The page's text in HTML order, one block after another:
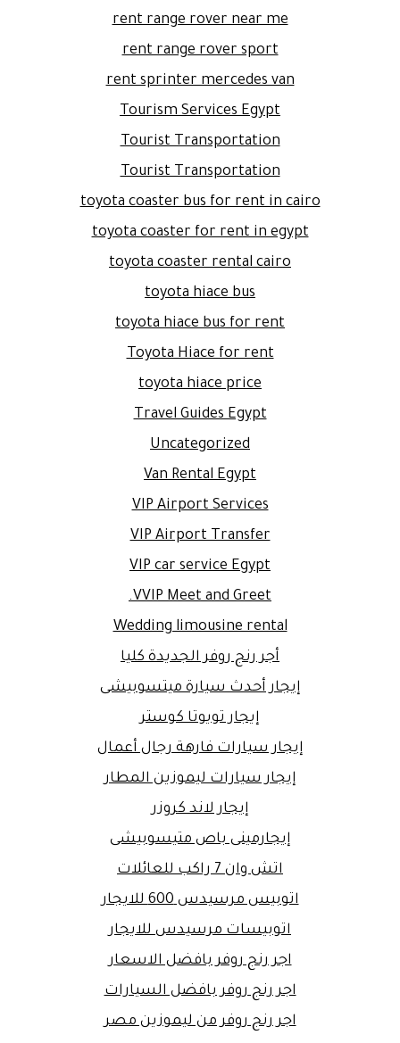
rent range rover near me
rent range rover sport
rent sprinter mercedes van
Tourism Services Egypt
Tourist Transportation
Tourist Transportation
toyota coaster bus for rent in cairo
toyota coaster for rent in egypt
toyota coaster rental cairo
toyota hiace bus
toyota hiace bus for rent
Toyota Hiace for rent
toyota hiace price
Travel Guides Egypt
Uncategorized
Van Rental Egypt
VIP Airport Services
VIP Airport Transfer
VIP car service Egypt
VVIP Meet and Greet.
Wedding limousine rental
أجر رنج روفر الجديدة كليا
إيجار أحدث سيارة ميتسوبيشى
إيجار تويوتا كوستر
إيجار سيارات فارهة رجال أعمال
إيجار سيارات ليموزين المطار
إيجار لاند كروزر
إيجارمينى باص متيسوبيشى
اتش وان 7 راكب للعائلات
اتوبيس مرسيدس 600 للايجار
اتوبيسات مرسيدس للايجار
اجر رنج روفر بافضل الاسعار
اجر رنج روفر بافضل السيارات
اجر رنج روفر من ليموزين مصر